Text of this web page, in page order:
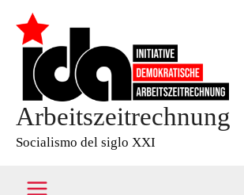
contenido
Arbeitszeitrechnung
Socialismo del siglo XXI